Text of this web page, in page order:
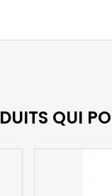
QUI